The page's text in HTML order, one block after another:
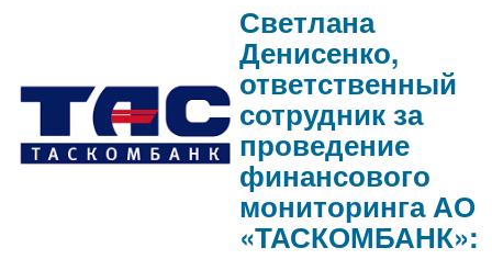
Светлана
Денисенко,
ответственный
сотрудник за
проведение
финансового
мониторинга АО
«ТАСКОМБАНК»: